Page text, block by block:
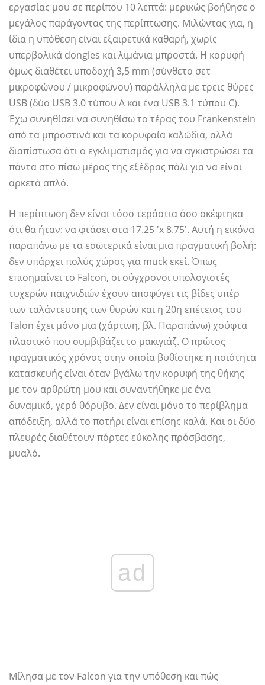
εργασίας μου σε περίπου 10 λεπτά: μερικώς βοήθησε ο
μεγάλος παράγοντας της περίπτωσης. Μιλώντας για, η
ίδια η υπόθεση είναι εξαιρετικά καθαρή, χωρίς
υπερβολικά dongles και λιμάνια μπροστά. Η κορυφή
όμως διαθέτει υποδοχή 3,5 mm (σύνθετο σετ
μικροφώνου / μικροφώνου) παράλληλα με τρεις θύρες
USB (δύο USB 3.0 τύπου A και ένα USB 3.1 τύπου C).
Έχω συνηθίσει να συνηθίσω το τέρας του Frankenstein
από τα μπροστινά και τα κορυφαία καλώδια, αλλά
διαπίστωσα ότι ο εγκλιματισμός για να αγκιστρώσει τα
πάντα στο πίσω μέρος της εξέδρας πάλι για να είναι
αρκετά απλό.
Η περίπτωση δεν είναι τόσο τεράστια όσο σκέφτηκα
ότι θα ήταν: να φτάσει στα 17.25 'x 8.75'. Αυτή η εικόνα
παραπάνω με τα εσωτερικά είναι μια πραγματική βολή:
δεν υπάρχει πολύς χώρος για muck εκεί. Όπως
επισημαίνει το Falcon, οι σύγχρονοι υπολογιστές
τυχερών παιχνιδιών έχουν αποφύγει τις βίδες υπέρ
των ταλάντευσης των θυρών και η 20η επέτειος του
Talon έχει μόνο μια (χάρτινη, βλ. Παραπάνω) χούφτα
πλαστικό που συμβιβάζει το μακιγιάζ. Ο πρώτος
πραγματικός χρόνος στην οποία βυθίστηκε η ποιότητα
κατασκευής είναι όταν βγάλω την κορυφή της θήκης
με τον αρθρώτη μου και συναντήθηκε με ένα
δυναμικό, γερό θόρυβο. Δεν είναι μόνο το περίβλημα
απόδειξη, αλλά το ποτήρι είναι επίσης καλά. Και οι δύο
πλευρές διαθέτουν πόρτες εύκολης πρόσβασης,
μυαλό.
ad
Μίλησα με τον Falcon για την υπόθεση και πώς